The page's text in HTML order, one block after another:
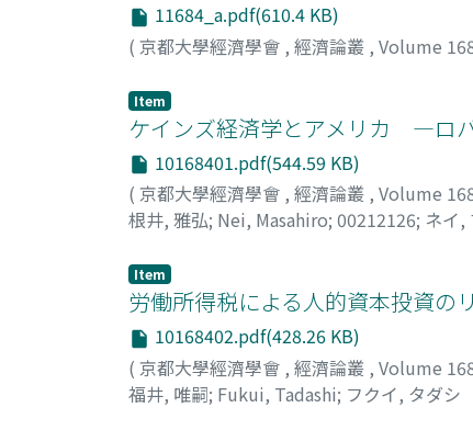
11684_a.pdf(610.4 KB)
( 京都大學經濟學會 , 經濟論叢 , Volume
Item
ケインズ経済学とアメリカ ―ロ
10168401.pdf(544.59 KB)
( 京都大學經濟學會 , 經濟論叢 , Volume
根井, 雅弘; Nei, Masahiro; 00212126; ネイ,
Item
労働所得税による人的資本投資の
10168402.pdf(428.26 KB)
( 京都大學經濟學會 , 經濟論叢 , Volume
福井, 唯嗣; Fukui, Tadashi; フクイ, タダシ